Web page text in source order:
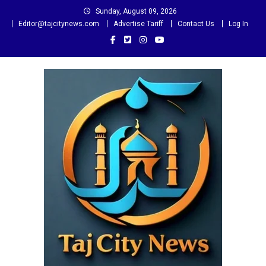
Sunday, August 09, 2026
Editor@tajcitynews.com
Advertise Tariff Contact Us Log In